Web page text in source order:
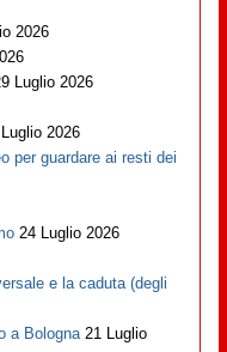
2026
Luglio 2026
2026
per guardare ai resti dei
24 Luglio 2026
e la caduta (degli
a Bologna 21 Luglio